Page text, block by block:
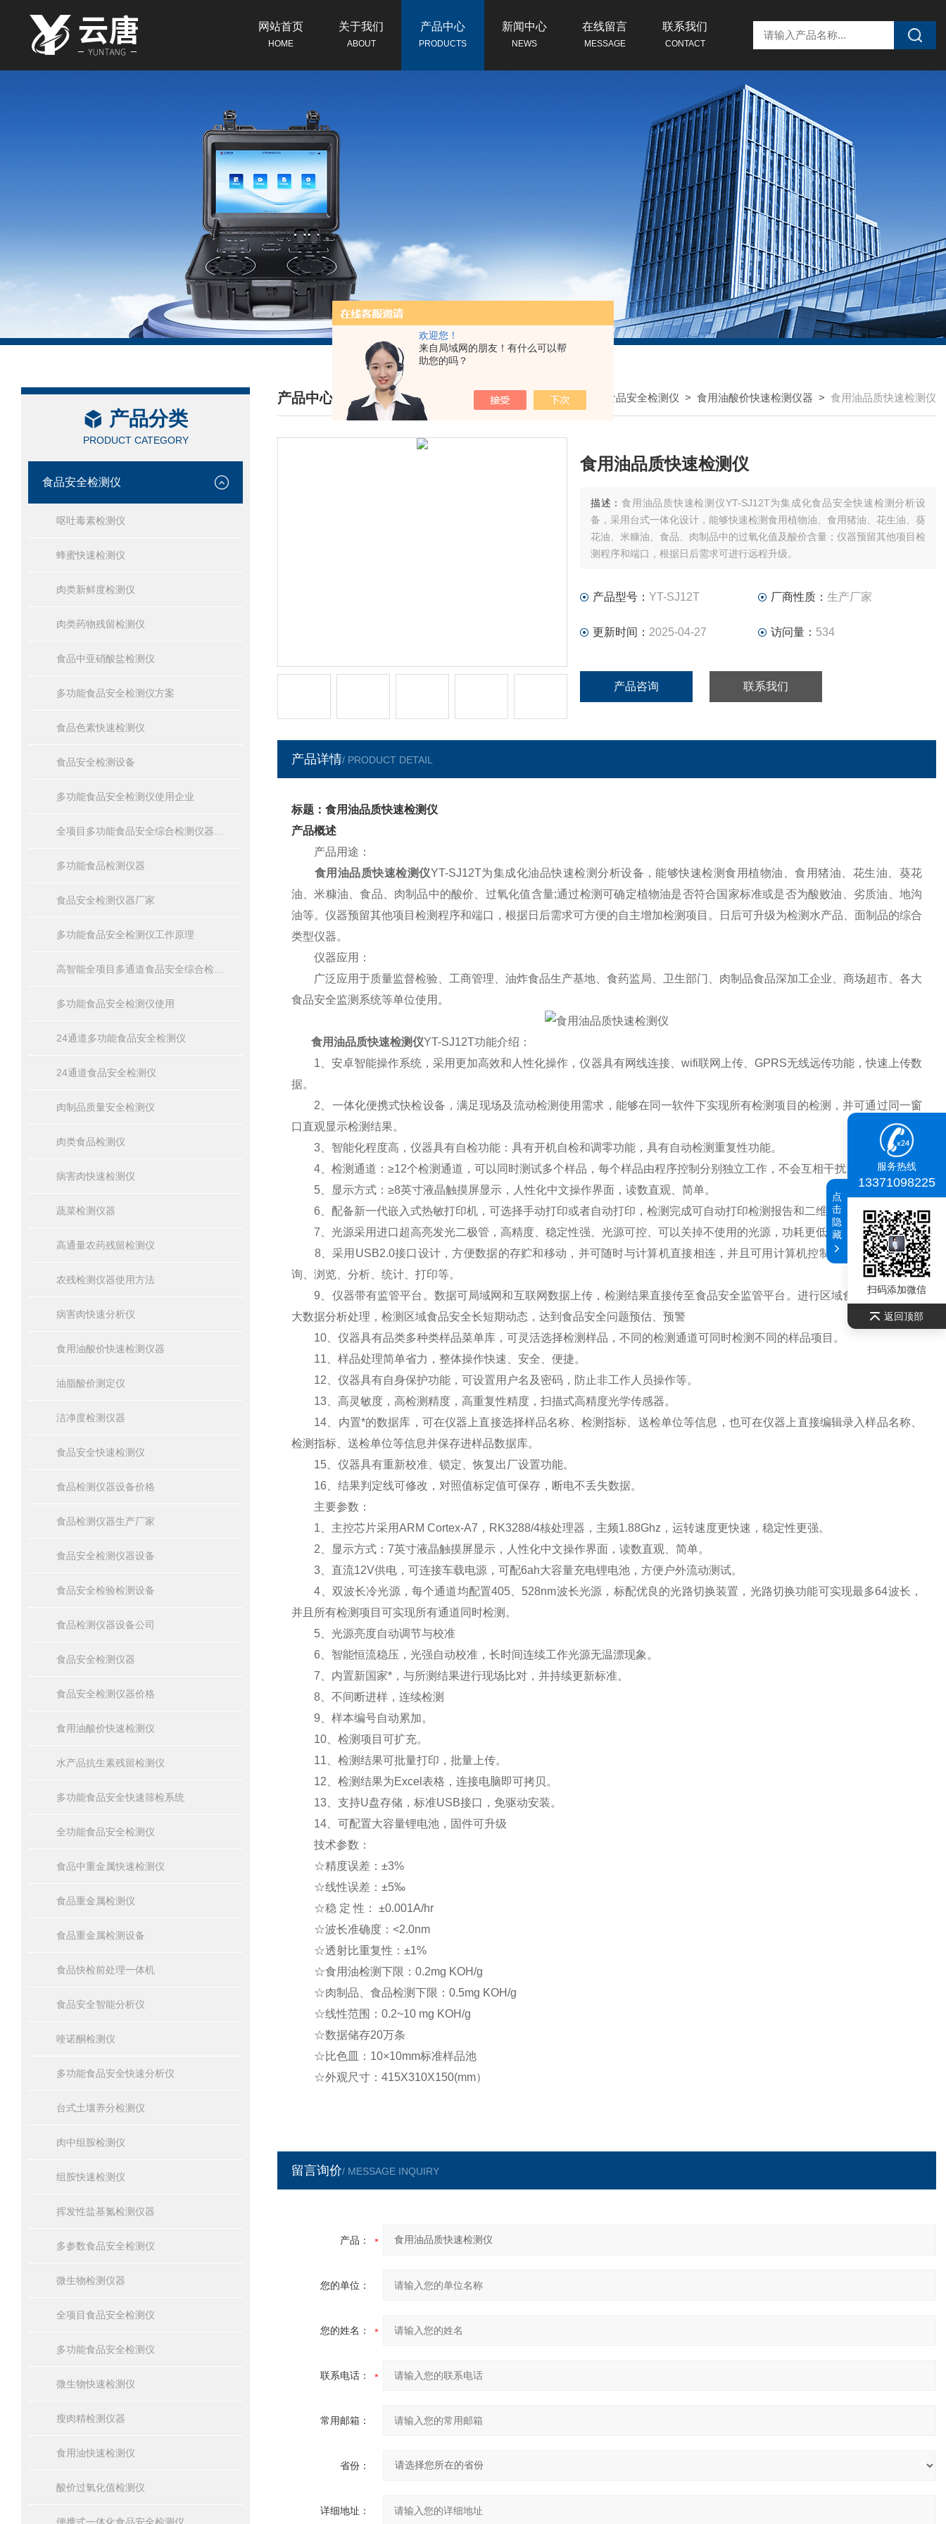
欢迎您！
来自局域网的朋友！有什么可以帮
助您的吗？
网站首页
HOME
关于我们
ABOUT
产品中心
PRODUCTS
新闻中心
NEWS
在线留言
MESSAGE
联系我们
CONTACT
产品分类
PRODUCT CATEGORY
食品安全检测仪
呕吐毒素检测仪
蜂蜜快速检测仪
肉类新鲜度检测仪
肉类药物残留检测仪
食品中亚硝酸盐检测仪
多功能食品安全检测仪方案
食品色素快速检测仪
食品安全检测设备
多功能食品安全检测仪使用企业
多功能食品检测仪器
食品安全检测仪器厂家
多功能食品安全检测仪工作原理
多功能食品安全检测仪使用
24通道多功能食品安全检测仪
24通道食品安全检测仪
肉制品质量安全检测仪
肉类食品检测仪
病害肉快速检测仪
蔬菜检测仪器
高通量农药残留检测仪
农残检测仪器使用方法
病害肉快速分析仪
食用油酸价快速检测仪器
油脂酸价测定仪
洁净度检测仪器
食品安全快速检测仪
食品检测仪器设备价格
食品检测仪器生产厂家
食品安全检测仪器设备
食品安全检验检测设备
食品检测仪器设备公司
食品安全检测仪器
食品安全检测仪器价格
食用油酸价快速检测仪
水产品抗生素残留检测仪
多功能食品安全快速筛检系统
全功能食品安全检测仪
食品中重金属快速检测仪
食品重金属检测仪
食品重金属检测设备
食品快检前处理一体机
食品安全智能分析仪
喹诺酮检测仪
多功能食品安全快速分析仪
台式土壤养分检测仪
肉中组胺检测仪
组胺快速检测仪
挥发性盐基氮检测仪器
多参数食品安全检测仪
微生物检测仪器
全项目食品安全检测仪
多功能食品安全检测仪
微生物快速检测仪
瘦肉精检测仪器
食用油快速检测仪
酸价过氧化值检测仪
产品中心
/ PRODUCTS CENTER
我的位置：首页 产品中心 食品安全检测仪 > 食用油酸价快速检测仪器 > 食用油品质快速检测仪
食用油品质快速检测仪
描述： 食用油品质快速检测仪YT-SJ12T为集成化食品安全快速检测分析设
备，采用台式一体化设计，能够快速检测食用植物油、食用猪油、花生油、葵
花油、米糠油、食品、肉制品中的过氧化值及酸价含量；仪器预留其他项目检
测程序和端口，根据日后需求可进行远程升级。
产品型号： YT-SJ12T 厂商性质： 生产厂家
更新时间： 2025-04-27 访问量： 534
产品咨询 联系我们
产品详情/ PRODUCT DETAIL
标题：食用油品质快速检测仪
产品概述
产品用途：
食用油品质快速检测仪YT-SJ12T为集成化油品快速检测分析设备，能够快速检测食用植物油、食用猪油、花生油、葵花
油、米糠油、食品、肉制品中的酸价、过氧化值含量;通过检测可确定植物油是否符合国家标准或是否为酸败油、劣质油、地沟
油等。仪器预留其他项目检测程序和端口，根据日后需求可方便的自主增加检测项目。日后可升级为检测水产品、面制品的综合
类型仪器。
仪器应用：
广泛应用于质量监督检验、工商管理、油炸食品生产基地、食药监局、卫生部门、肉制品食品深加工企业、商场超市、各大
食品安全监测系统等单位使用。
食用油品质快速检测仪YT-SJ12T功能介绍：
1、安卓智能操作系统，采用更加高效和人性化操作，仪器具有网线连接、wifi联网上传、GPRS无线远传功能，快速上传数
据。
2、一体化便携式快检设备，满足现场及流动检测使用需求，能够在同一软件下实现所有检测项目的检测，并可通过同一窗
口直观显示检测结果。
3、智能化程度高，仪器具有自检功能：具有开机自检和调零功能，具有自动检测重复性功能。
4、检测通道：≥12个检测通道，可以同时测试多个样品，每个样品由程序控制分别独立工作，不会互相干扰。
5、显示方式：≥8英寸液晶触摸屏显示，人性化中文操作界面，读数直观、简单。
6、配备新一代嵌入式热敏打印机，可选择手动打印或者自动打印，检测完成可自动打印检测报告和二维码。
7、光源采用进口超高亮发光二极管，高精度、稳定性强、光源可控、可以关掉不使用的光源，功耗更低。
8、采用USB2.0接口设计，方便数据的存贮和移动，并可随时与计算机直接相连，并且可用计算机控制仪器。实现数据查
询、浏览、分析、统计、打印等。
9、仪器带有监管平台。数据可局域网和互联网数据上传，检测结果直接传至食品安全监管平台。进行区域食品安全监管及
大数据分析处理，检测区域食品安全长短期动态，达到食品安全问题预估、预警
10、仪器具有品类多种类样品菜单库，可灵活选择检测样品，不同的检测通道可同时检测不同的样品项目。
11、样品处理简单省力，整体操作快速、安全、便捷。
12、仪器具有自身保护功能，可设置用户名及密码，防止非工作人员操作等。
13、高灵敏度，高检测精度，高重复性精度，扫描式高精度光学传感器。
14、内置*的数据库，可在仪器上直接选择样品名称、检测指标、送检单位等信息，也可在仪器上直接编辑录入样品名称、
检测指标、送检单位等信息并保存进样品数据库。
15、仪器具有重新校准、锁定、恢复出厂设置功能。
16、结果判定线可修改，对照值标定值可保存，断电不丢失数据。
主要参数：
1、主控芯片采用ARM Cortex-A7，RK3288/4核处理器，主频1.88Ghz，运转速度更快速，稳定性更强。
2、显示方式：7英寸液晶触摸屏显示，人性化中文操作界面，读数直观、简单。
3、直流12V供电，可连接车载电源，可配6ah大容量充电锂电池，方便户外流动测试。
4、双波长冷光源，每个通道均配置405、528nm波长光源，标配优良的光路切换装置，光路切换功能可实现最多64波长，
并且所有检测项目可实现所有通道同时检测。
5、光源亮度自动调节与校准
6、智能恒流稳压，光强自动校准，长时间连续工作光源无温漂现象。
7、内置新国家*，与所测结果进行现场比对，并持续更新标准。
8、不间断进样，连续检测
9、样本编号自动累加。
10、检测项目可扩充。
11、检测结果可批量打印，批量上传。
12、检测结果为Excel表格，连接电脑即可拷贝。
13、支持U盘存储，标准USB接口，免驱动安装。
14、可配置大容量锂电池，固件可升级
技术参数：
☆精度误差：±3%
☆线性误差：±5‰
☆稳 定 性： ±0.001A/hr
☆波长准确度：<2.0nm
☆透射比重复性：±1%
☆食用油检测下限：0.2mg KOH/g
☆肉制品、食品检测下限：0.5mg KOH/g
☆线性范围：0.2~10 mg KOH/g
☆数据储存20万条
☆比色皿：10×10mm标准样品池
☆外观尺寸：415X310X150(mm）
留言询价/ MESSAGE INQUIRY
产品：
您的单位：
您的姓名：
联系电话：
常用邮箱：
省份：
详细地址：
服务热线
13371098225
扫码添加微信
返回顶部
点
击
隐
藏